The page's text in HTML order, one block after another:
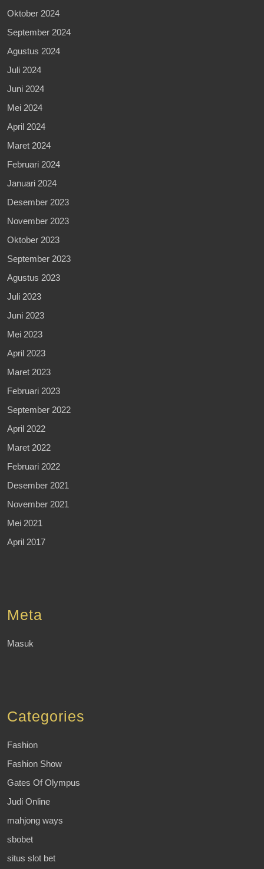
Oktober 2024
September 2024
Agustus 2024
Juli 2024
Juni 2024
Mei 2024
April 2024
Maret 2024
Februari 2024
Januari 2024
Desember 2023
November 2023
Oktober 2023
September 2023
Agustus 2023
Juli 2023
Juni 2023
Mei 2023
April 2023
Maret 2023
Februari 2023
September 2022
April 2022
Maret 2022
Februari 2022
Desember 2021
November 2021
Mei 2021
April 2017
Meta
Masuk
Categories
Fashion
Fashion Show
Gates Of Olympus
Judi Online
mahjong ways
sbobet
situs slot bet